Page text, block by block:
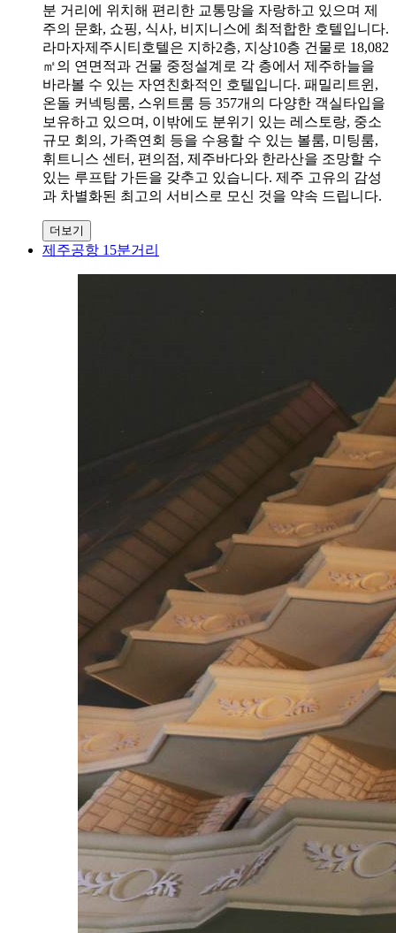
분 거리에 위치해 편리한 교통망을 자랑하고 있으며 제
주의 문화, 쇼핑, 식사, 비지니스에 최적합한 호텔입니다.
라마자제주시티호텔은 지하2층, 지상10층 건물로 18,082
㎡의 연면적과 건물 중정설계로 각 층에서 제주하늘을
바라볼 수 있는 자연친화적인 호텔입니다. 패밀리트윈,
온돌 커넥팅룸, 스위트룸 등 357개의 다양한 객실타입을
보유하고 있으며, 이밖에도 분위기 있는 레스토랑, 중소
규모 회의, 가족연회 등을 수용할 수 있는 볼룸, 미팅룸,
휘트니스 센터, 편의점, 제주바다와 한라산을 조망할 수
있는 루프탑 가든을 갖추고 있습니다. 제주 고유의 감성
과 차별화된 최고의 서비스로 모신 것을 약속 드립니다.
더보기
제주공항 15분거리